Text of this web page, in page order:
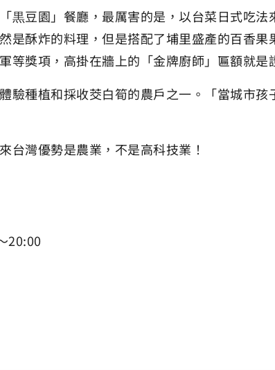
黒豆園」餐廳，最厲害的是，以台菜日式吃
是酥炸的料理，但是搭配了埔里盛產的百香
等獎項，高掛在牆上的「金牌廚師」匾額就是
驗種植和採收茭白筍的農戶之一。「當城市
台灣優勢是農業，不是高科技業！
20:00